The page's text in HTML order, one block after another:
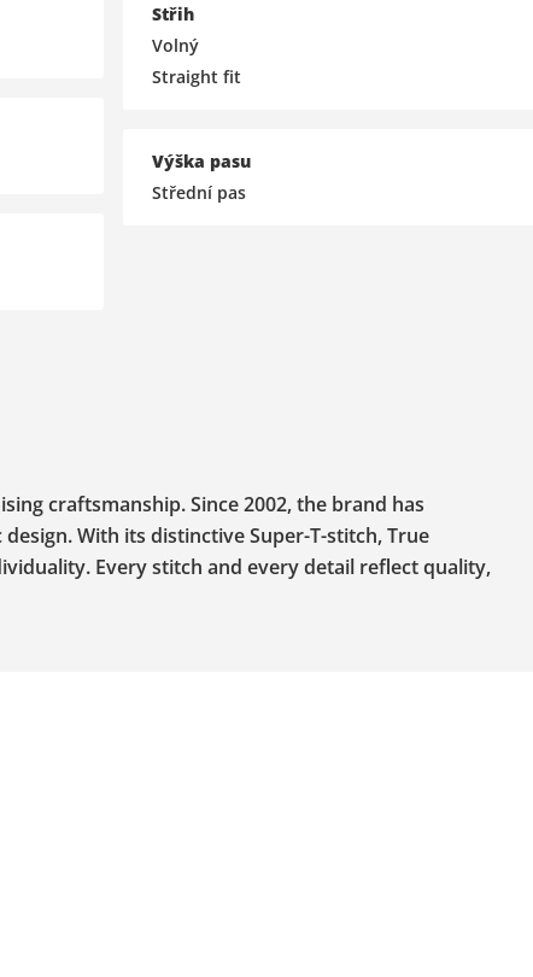
Střih
Volný
Straight fit
Výška pasu
Střední pas
craftsmanship. Since 2002, the brand has
With its distinctive Super-T-stitch, True
Every stitch and every detail reflect quality,